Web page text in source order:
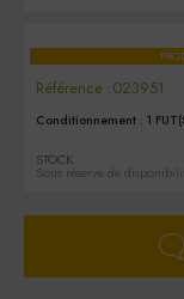
Référence :023951
Conditionnement : 1
STOCK
Sous réserve de